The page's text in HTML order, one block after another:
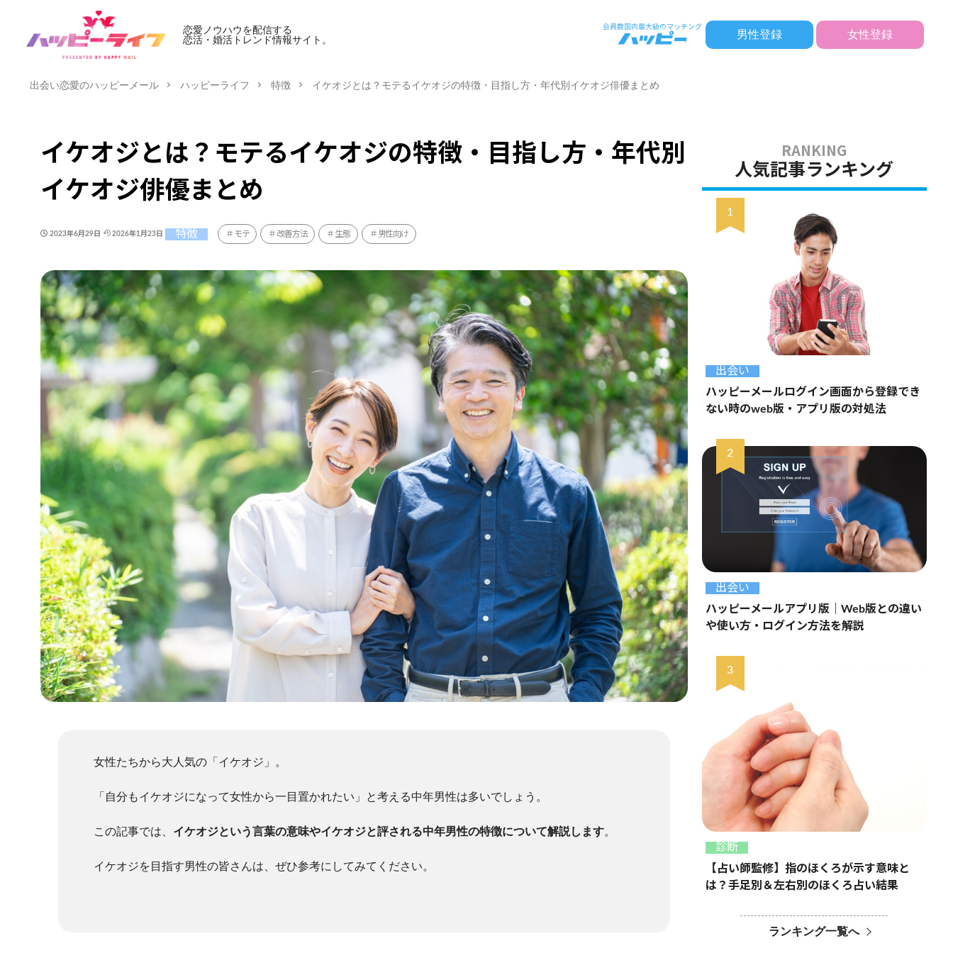
恋愛ノウハウを配信する
恋活・婚活トレンド情報サイト。
男性登録 女性登録
出会い恋愛のハッピーメール ハッピーライフ 特徴 イケオジとは？モテるイケオジの特徴・目指し方・年代別イケオジ俳優まとめ
イケオジとは？モテるイケオジの特徴・目指し方・年代別
イケオジ俳優まとめ
2023年6月29日 2026年1月23日 特徴 モテ 改善方法 生態 男性向け
女性たちから大人気の「イケオジ」。
「自分もイケオジになって女性から一目置かれたい」と考える中年男性は多いでしょう。
この記事では、 イケオジという言葉の意味やイケオジと評される中年男性の特徴について解説します。
イケオジを目指す男性の皆さんは、ぜひ参考にしてみてください。
人気記事ランキング
出会い
ハッピーメールログイン画面から登録でき
ない時のweb版・アプリ版の対処法
出会い
ハッピーメールアプリ版｜Web版との違い
や使い方・ログイン方法を解説
診断
【占い師監修】指のほくろが示す意味と
は？手足別＆左右別のほくろ占い結果
ランキング一覧へ